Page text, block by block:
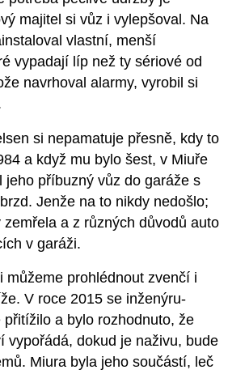
majitel si vůz i vylepšoval. Na
vlastní, menší
vypadají líp než ty sériové od
navrhoval alarmy, vyrobil si
si nepamatuje přesně, kdy to
a když mu bylo šest, v Miuře
jeho příbuzný vůz do garáže s
Jenže na to nikdy nedošlo;
a z různých důvodů auto
v garáži.
můžeme prohlédnout zvenčí i
V roce 2015 se inženýru-
a bylo rozhodnuto, že
vypořádá, dokud je naživu, bude
Miura byla jeho součástí, leč